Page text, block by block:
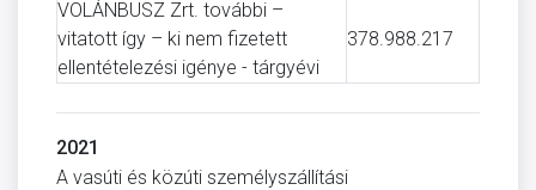
VOLÁNBUSZ Zrt. további –
vitatott így – ki nem fizetett
ellentételezési igénye - tárgyévi
378.988.217
2021
A vasúti és közúti személyszállítási